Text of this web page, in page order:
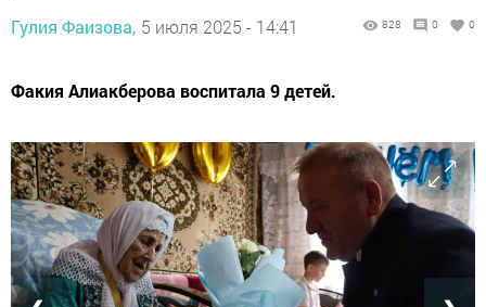
Гулия Фаизова, 5 июля 2025 - 14:41 828 0 0
Факия Алиакберова воспитала 9 детей.